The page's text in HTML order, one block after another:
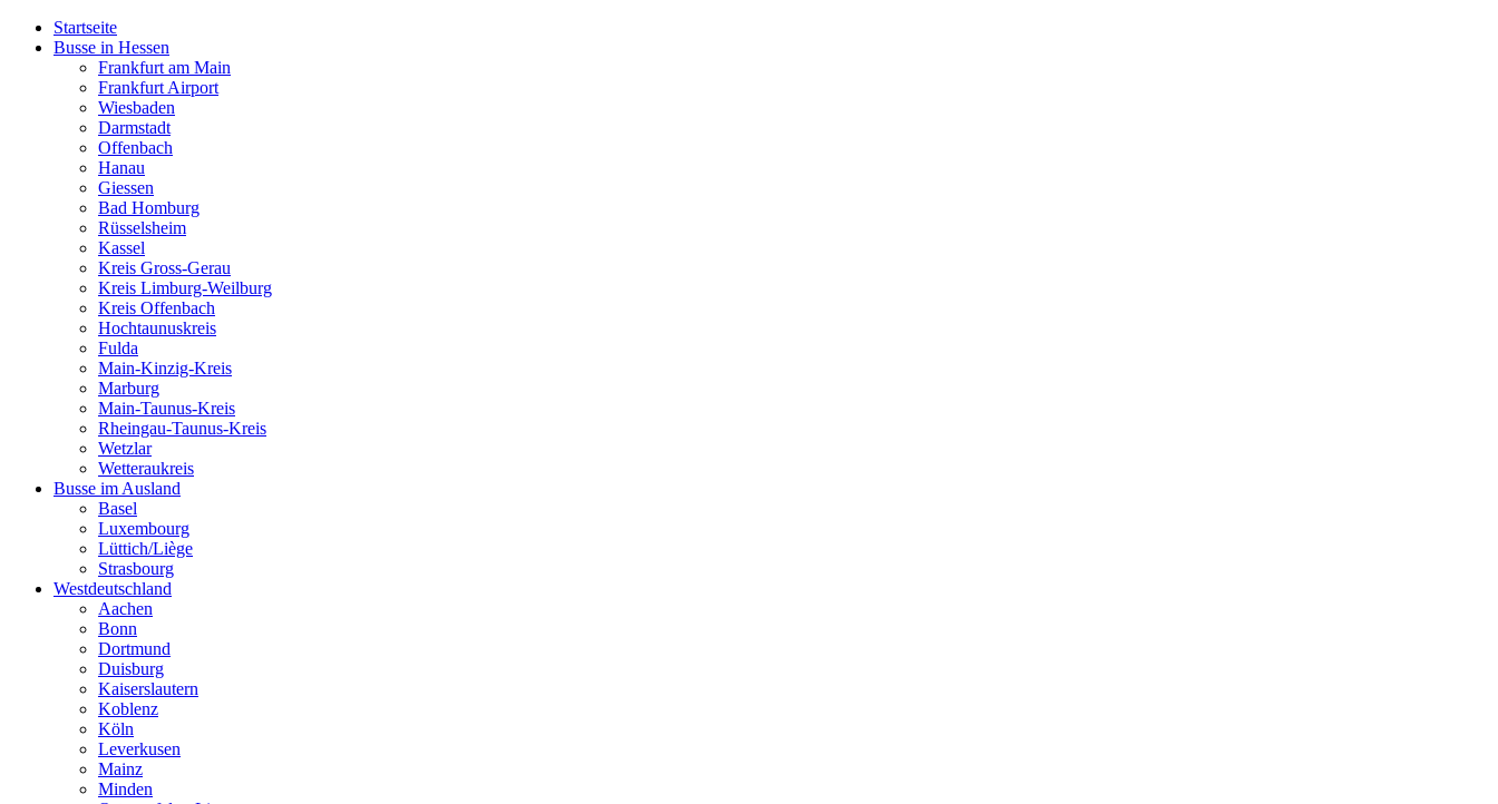
Startseite
Busse in Hessen
Frankfurt am Main
Frankfurt Airport
Wiesbaden
Darmstadt
Offenbach
Hanau
Giessen
Bad Homburg
Rüsselsheim
Kassel
Kreis Gross-Gerau
Kreis Limburg-Weilburg
Kreis Offenbach
Hochtaunuskreis
Fulda
Main-Kinzig-Kreis
Marburg
Main-Taunus-Kreis
Rheingau-Taunus-Kreis
Wetzlar
Wetteraukreis
Busse im Ausland
Basel
Luxembourg
Lüttich/Liège
Strasbourg
Westdeutschland
Aachen
Bonn
Dortmund
Duisburg
Kaiserslautern
Koblenz
Köln
Leverkusen
Mainz
Minden